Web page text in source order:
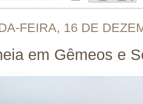
FEIRA, 16 DE
em Gêmeos e